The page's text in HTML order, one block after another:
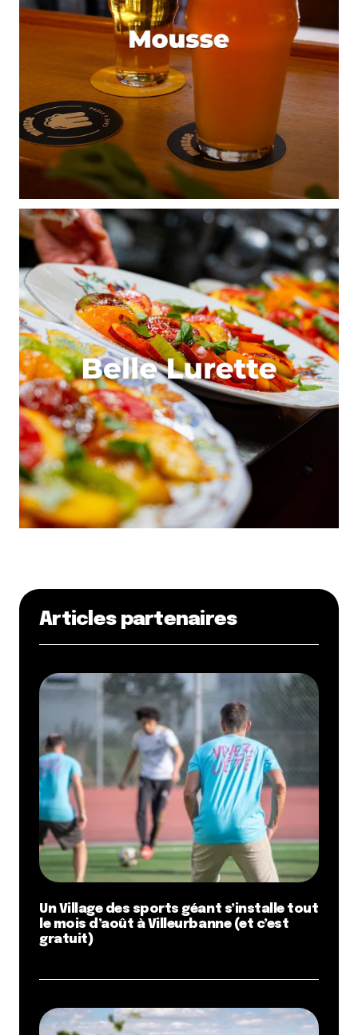
Articles partenaires
Un Village des sports géant s’installe tout
le mois d’août à Villeurbanne (et c’est
gratuit)